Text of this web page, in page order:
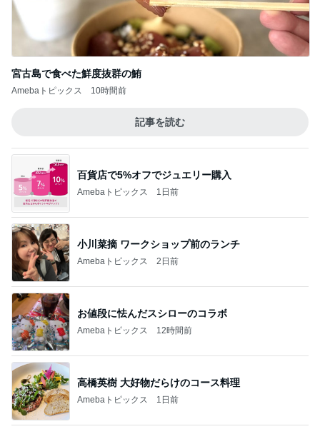
宮古島で食べた鮮度抜群の鮪
Amebaトピックス 10時間前
記事を読む
百貨店で5%オフでジュエリー購入
Amebaトピックス 1日前
小川菜摘 ワークショップ前のランチ
Amebaトピックス 2日前
お値段に怯んだスシローのコラボ
Amebaトピックス 12時間前
高橋英樹 大好物だらけのコース料理
Amebaトピックス 1日前